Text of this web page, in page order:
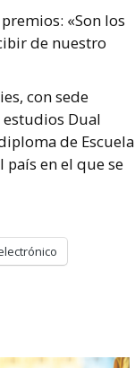
«Son los
de nuestro
con sede
Dual
de Escuela
en el que se